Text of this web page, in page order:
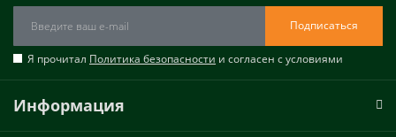
Подписаться
Я прочитал Политика безопасности и согласен с условиями
Информация